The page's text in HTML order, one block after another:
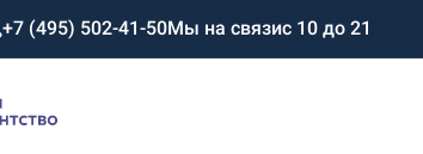
+7 (495) 502-41-50Мы на связис 10 до 21